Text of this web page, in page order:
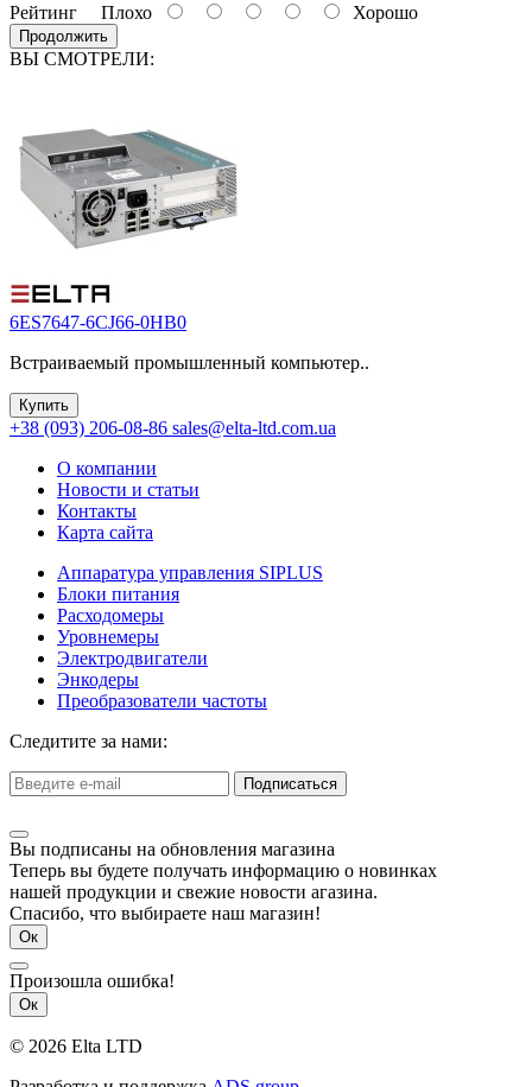
Рейтинг Плохо Хорошо
Продолжить
ВЫ СМОТРЕЛИ:
6ES7647-6CJ66-0HB0
Встраиваемый промышленный компьютер..
Купить
+38 (093) 206-08-86 sales@elta-ltd.com.ua
О компании
Новости и статьи
Контакты
Карта сайта
Аппаратура управления SIPLUS
Блоки питания
Расходомеры
Уровнемеры
Электродвигатели
Энкодеры
Преобразователи частоты
Следитите за нами:
Подписаться
Вы подписаны на обновления магазина
Теперь вы будете получать информацию о новинках
нашей продукции и свежие новости агазина.
Спасибо, что выбираете наш магазин!
Ок
Произошла ошибка!
Ок
© 2026 Elta LTD